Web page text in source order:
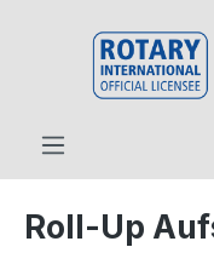
Roll-Up